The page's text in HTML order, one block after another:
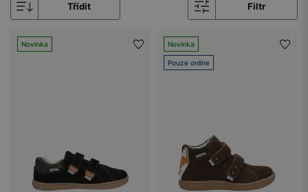
Třídit Filtr
Novinka Novinka
Pouze online